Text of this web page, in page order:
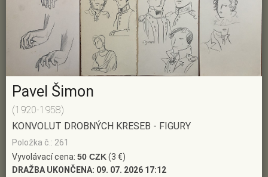
Pavel Šimon
(1920-1958)
KONVOLUT DROBNÝCH KRESEB - FIGURY
Položka č.: 261
Vyvolávací cena: 50 CZK(3 €)
DRAŽBA UKONČENA: 09. 07. 2026 17:12